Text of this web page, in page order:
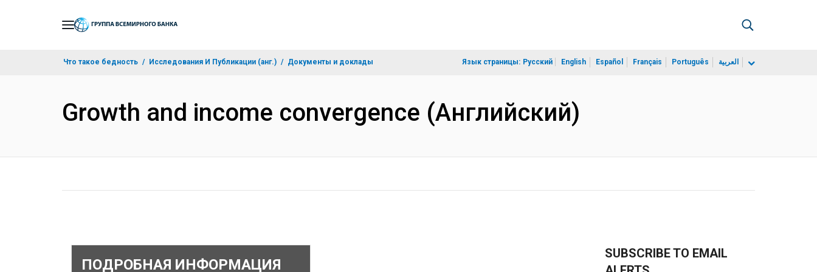
Что такое бедность Исследования И Публикации (анг.) Документы и доклады Язык страницы: Русский English Español Français Português العربية
Growth and income convergence (Английский)
ПОДРОБНАЯ ИНФОРМАЦИЯ
SUBSCRIBE TO EMAIL